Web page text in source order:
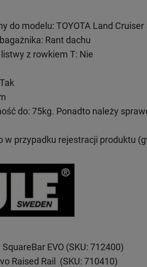
do modelu: TOYOTA Land Cruiser
Rant dachu
z rowkiem T: Nie
do: 75kg. Ponadto należy
w przypadku rejestracji produktu
EVO (SKU: 712400)
Raised Rail (SKU: 710410)